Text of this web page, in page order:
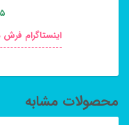
اینستاگرام
محصولات مشابه